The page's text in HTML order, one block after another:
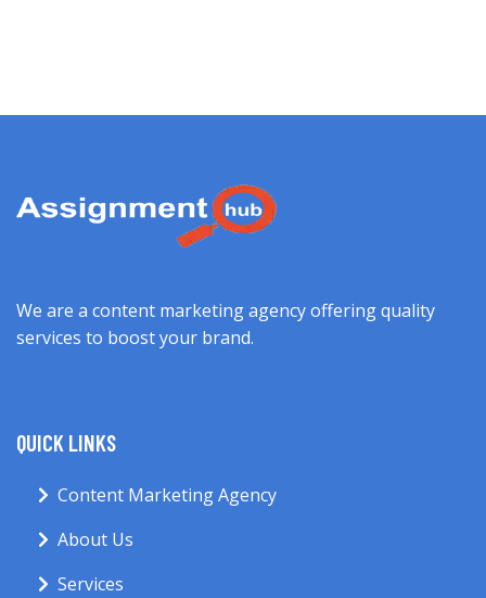
We are a content marketing agency offering quality
services to boost your brand.
QUICK LINKS
Content Marketing Agency
About Us
Services